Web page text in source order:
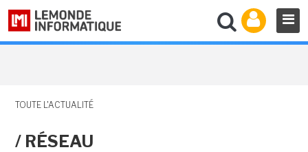
TOUTE L'ACTUALITÉ
/ RÉSEAU